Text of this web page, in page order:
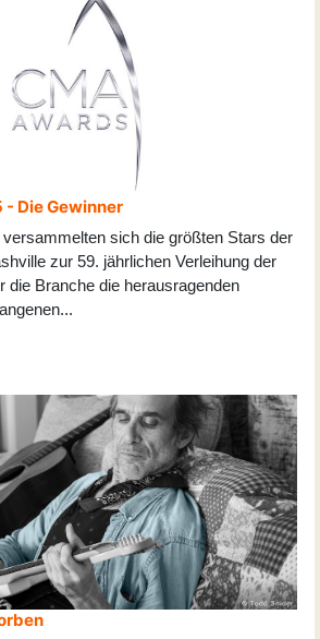
- Die Gewinner
sich die größten Stars der
zur 59. jährlichen Verleihung der
die Branche die herausragenden
...